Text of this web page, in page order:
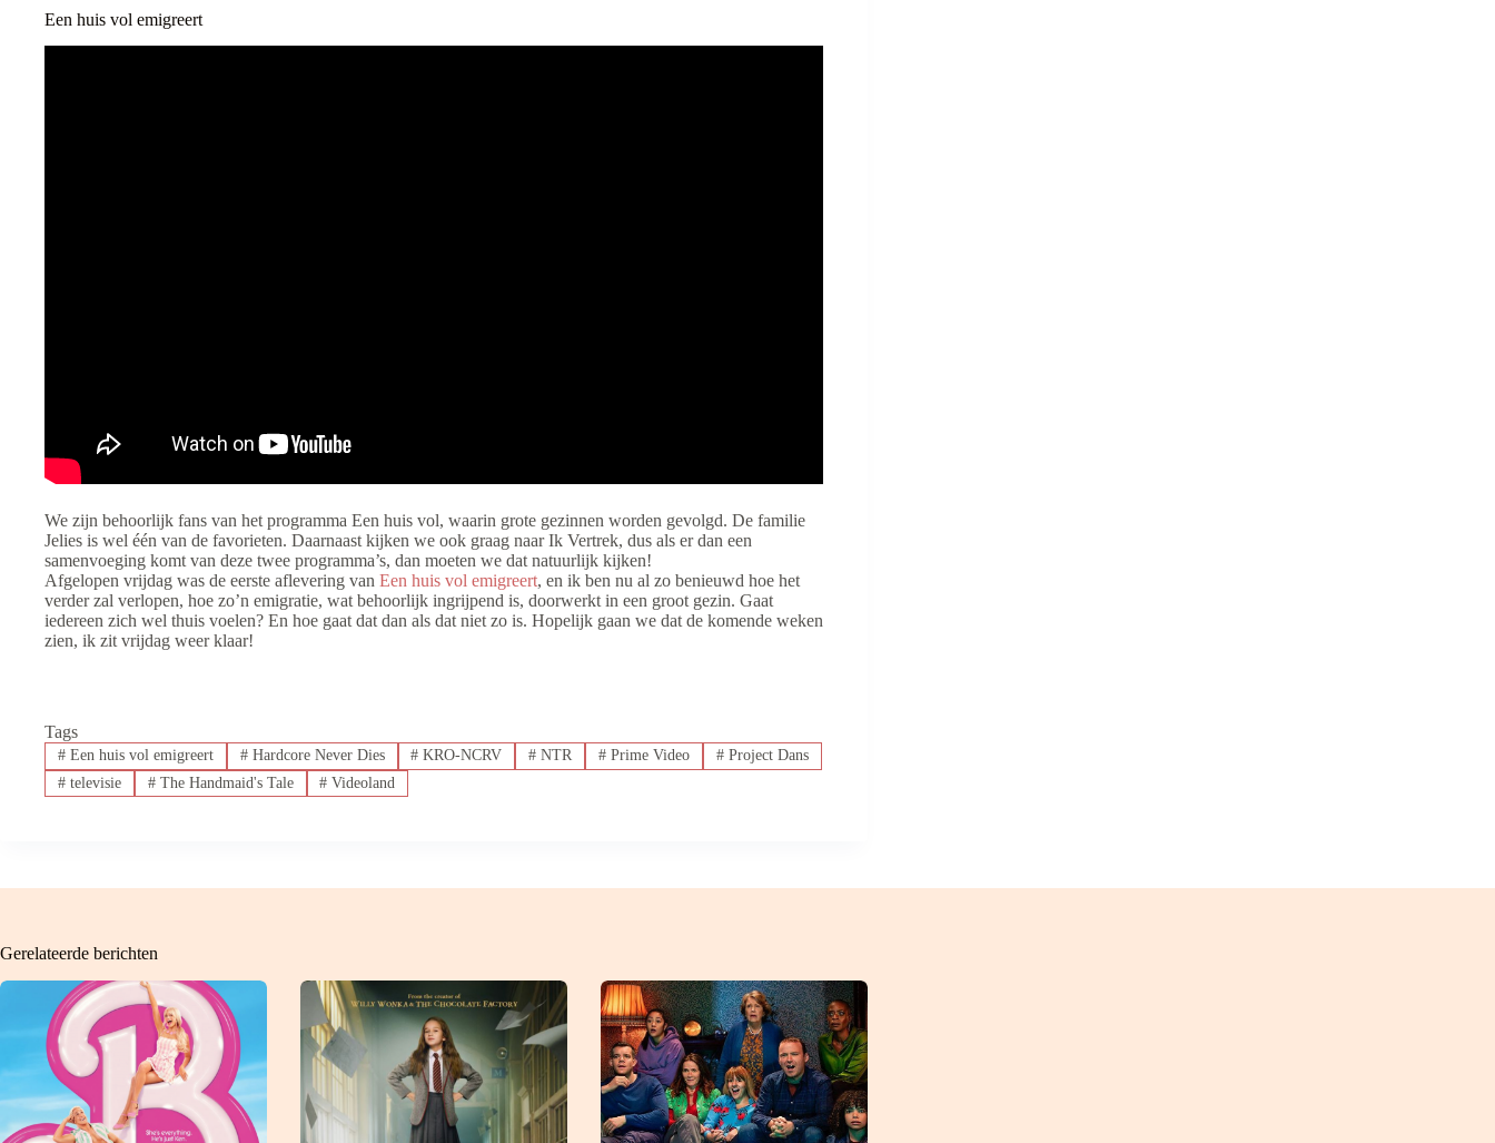
Een huis vol emigreert
We zijn behoorlijk fans van het programma Een huis vol, waarin grote gezinnen worden gevolgd. De familie
Jelies is wel één van de favorieten. Daarnaast kijken we ook graag naar Ik Vertrek, dus als er dan een
samenvoeging komt van deze twee programma’s, dan moeten we dat natuurlijk kijken!
Afgelopen vrijdag was de eerste aflevering van Een huis vol emigreert, en ik ben nu al zo benieuwd hoe het
verder zal verlopen, hoe zo’n emigratie, wat behoorlijk ingrijpend is, doorwerkt in een groot gezin. Gaat
iedereen zich wel thuis voelen? En hoe gaat dat dan als dat niet zo is. Hopelijk gaan we dat de komende weken
zien, ik zit vrijdag weer klaar!
Tags
#Een huis vol emigreert #Hardcore Never Dies # KRO-NCRV # NTR # Prime Video #Project Dans
#televisie #The Handmaid's Tale # Videoland
Gerelateerde berichten